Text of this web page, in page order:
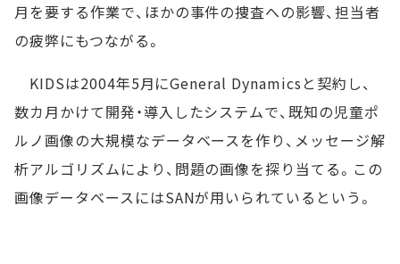
月を要する作業で、ほかの事件の捜査への影響、担当者
の疲弊にもつながる。
KIDSは2004年5月にGeneral Dynamicsと契約し、
数カ月かけて開発・導入したシステムで、既知の児童ポ
ルノ画像の大規模なデータベースを作り、メッセージ解
析アルゴリズムにより、問題の画像を探り当てる。この
画像データベースにはSANが用いられているという。